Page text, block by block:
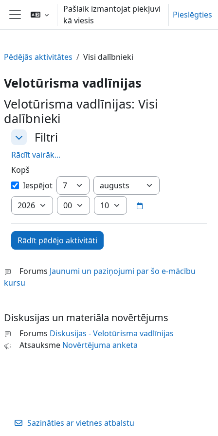
Atvērt galveno saturu
Sānu panelis
Pašlaik izmantojat piekļuvi
kā viesis
Pieslēgties
Pēdējās aktivitātes Visi dalībnieki
Velotūrisma vadlīnijas
Velotūrisma vadlīnijas: Visi
dalībnieki
Filtri
Filtri Filtri
Rādīt vairāk...
Kopš
KopšIespējot Diena
Mēnesis
Gads
Stunda Minūte
Forums Jaunumi un paziņojumi par šo e-mācību
kursu
Diskusijas un materiāla novērtējums
Forums Diskusijas - Velotūrisma vadlīnijas
Atsauksme Novērtējuma anketa
Sazināties ar vietnes atbalstu